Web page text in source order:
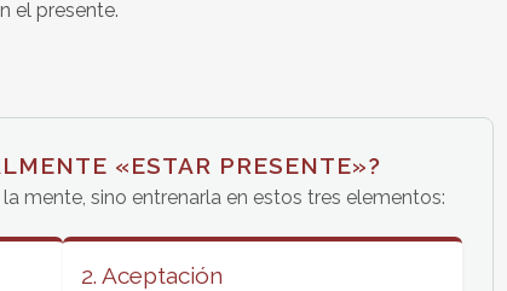
el presente.
«ESTAR PRESENTE»?
mente, sino entrenarla en estos tres elementos:
2. Aceptación